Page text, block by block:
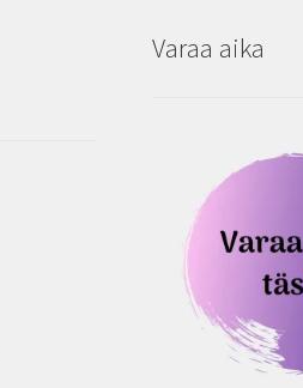
Varaa aika